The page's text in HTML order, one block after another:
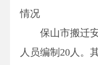
情况
保山市搬迁
人员编制20人。